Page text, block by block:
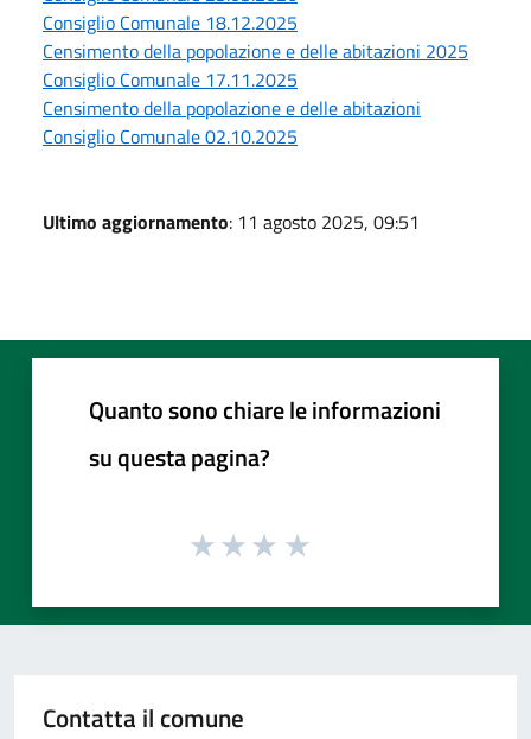
Consiglio Comunale 18.12.2025
Censimento della popolazione e delle abitazioni 2025
Consiglio Comunale 17.11.2025
Censimento della popolazione e delle abitazioni
Consiglio Comunale 02.10.2025
Ultimo aggiornamento: 11 agosto 2025, 09:51
Quanto sono chiare le informazioni
su questa pagina?
Contatta il comune